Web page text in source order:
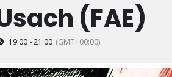
(FAE)
19:00 - 21:00 (GMT+00:00)